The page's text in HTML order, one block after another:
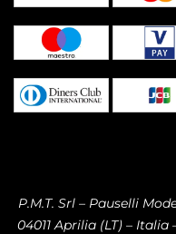
P.M.T. Srl – Pauselli
04011 Aprilia (LT) – Italia